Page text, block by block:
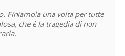
Finiamola una volta per tutte
che è la tragedia di non